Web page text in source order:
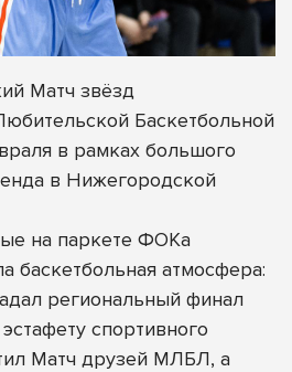
Матч звёзд
Баскетбольной
в рамках большого
в Нижегородской
на паркете ФОКа
баскетбольная атмосфера:
региональный финал
спортивного
Матч друзей МЛБЛ, а